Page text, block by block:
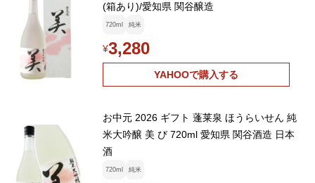
(箱あり)/愛知県 関谷醸造
720ml 純米
¥3,280
YAHOOで購入する
お中元 2026 ギフト 蓬莱泉 ほうらいせん 純
米大吟醸 美 び 720ml 愛知県 関谷酒造 日本
酒
720ml 純米